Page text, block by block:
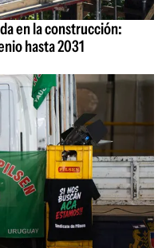
en la construcción:
hasta 2031